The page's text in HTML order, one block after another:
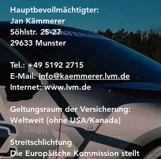
Hauptbevollmächtigter:
Jan Kämmerer
Söhlstr. 25-27
29633 Munster
Tel.:+49 5192 2715
E-Mail:info@kaemmerer.lvm.de
Internet: www.lvm.de
Geltungsraum der Versicherung:
Weltweit (ohne USA/Kanada)
Streitschlichtung
Die Europäische Kommission stellt